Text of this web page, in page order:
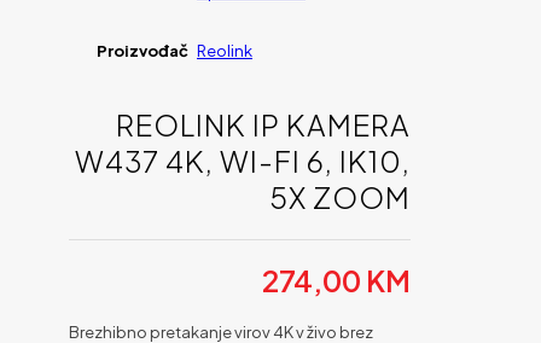
Proizvođač Reolink
REOLINK IP KAMERA
W437 4K, WI-FI 6, IK10,
5X ZOOM
274,00 KM
Brezhibno pretakanje virov 4K v živo brez